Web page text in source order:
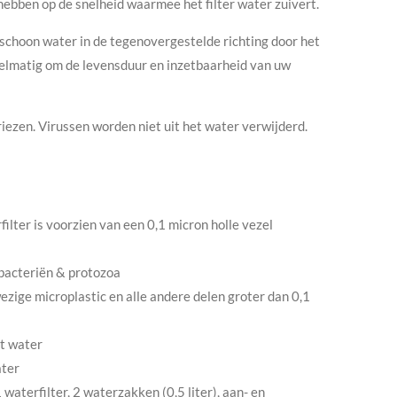
op de snelheid waarmee het filter water zuivert.
water in de tegenovergestelde richting door het
om de levensduur en inzetbaarheid van uw
Virussen worden niet uit het water verwijderd.
is voorzien van een 0,1 micron holle vezel
& protozoa
microplastic en alle andere delen groter dan 0,1
water
2 waterzakken (0,5 liter), aan- en